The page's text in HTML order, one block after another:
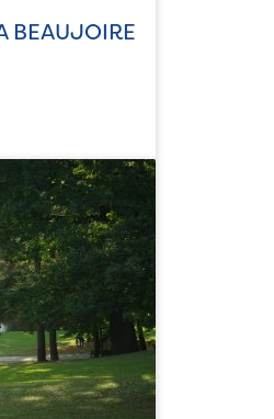
BEAUJOIRE